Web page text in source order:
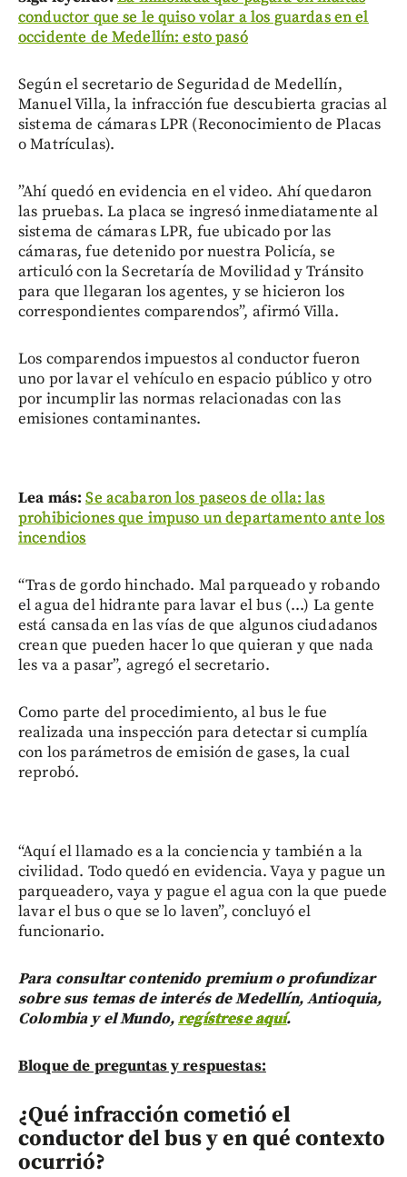
conductor que se le quiso volar a los guardas en el
occidente de Medellín: esto pasó
Según el secretario de Seguridad de Medellín,
Manuel Villa, la infracción fue descubierta gracias al
sistema de cámaras LPR (Reconocimiento de Placas
o Matrículas).
”Ahí quedó en evidencia en el video. Ahí quedaron
las pruebas. La placa se ingresó inmediatamente al
sistema de cámaras LPR, fue ubicado por las
cámaras, fue detenido por nuestra Policía, se
articuló con la Secretaría de Movilidad y Tránsito
para que llegaran los agentes, y se hicieron los
correspondientes comparendos”, afirmó Villa.
Los comparendos impuestos al conductor fueron
uno por lavar el vehículo en espacio público y otro
por incumplir las normas relacionadas con las
emisiones contaminantes.
Lea más:Se acabaron los paseos de olla: las
prohibiciones que impuso un departamento ante los
incendios
“Tras de gordo hinchado. Mal parqueado y robando
el agua del hidrante para lavar el bus (...) La gente
está cansada en las vías de que algunos ciudadanos
crean que pueden hacer lo que quieran y que nada
les va a pasar”, agregó el secretario.
Como parte del procedimiento, al bus le fue
realizada una inspección para detectar si cumplía
con los parámetros de emisión de gases, la cual
reprobó.
“Aquí el llamado es a la conciencia y también a la
civilidad. Todo quedó en evidencia. Vaya y pague un
parqueadero, vaya y pague el agua con la que puede
lavar el bus o que se lo laven”, concluyó el
funcionario.
Para consultar contenido premium o profundizar
sobre sus temas de interés de Medellín, Antioquia,
Colombia y el Mundo,regístrese aquí.
Bloque de preguntas y respuestas:
¿Qué infracción cometió el
conductor del bus y en qué contexto
ocurrió?